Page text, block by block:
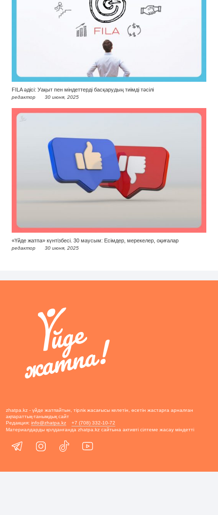
FILA әдісі: Уақыт пен міндеттерді басқарудың тиімді тәсілі
редактор 30 июня, 2025
«Үйде жатпа» күнтізбесі. 30 маусым: Есімдер, мерекелер, оқиғалар
редактор 30 июня, 2025
zhatpa.kz - үйде жатпайтын, тірлік жасағысы келетін, өсетін жастарға арналған
ақпараттық-танымдық сайт
Редакция: info@zhatpa.kz
+7 (708) 332-10-72
Материалдарды қолданғанда zhatpa.kz сайтына активті сілтеме жасау міндетті